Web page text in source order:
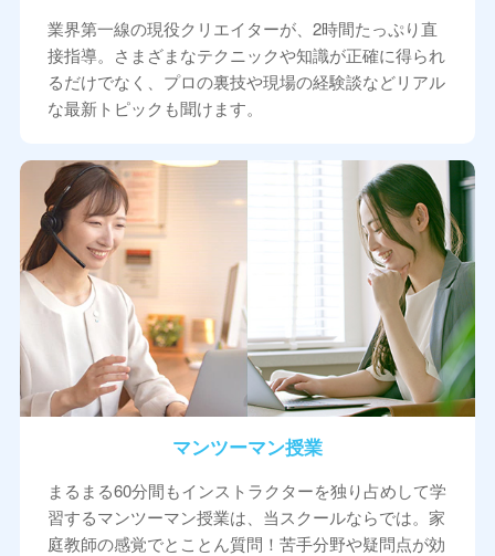
業界第一線の現役クリエイターが、2時間たっぷり直
接指導。さまざまなテクニックや知識が正確に得られ
るだけでなく、プロの裏技や現場の経験談などリアル
な最新トピックも聞けます。
マンツーマン授業
まるまる60分間もインストラクターを独り占めして学
習するマンツーマン授業は、当スクールならでは。家
庭教師の感覚でとことん質問！苦手分野や疑問点が効